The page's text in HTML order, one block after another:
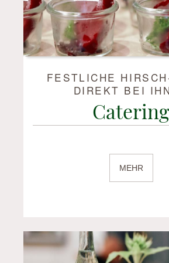
FESTLICHE
DIREKT BEI
Catering
MEHR